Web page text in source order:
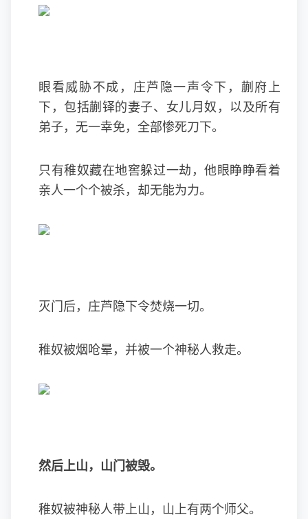
眼看威胁不成，庄芦隐一声令下，蒯府上
下，包括蒯铎的妻子、女儿月奴，以及所有
弟子，无一幸免，全部惨死刀下。
只有稚奴藏在地窖躲过一劫，他眼睁睁看着
亲人一个个被杀，却无能为力。
灭门后，庄芦隐下令焚烧一切。
稚奴被烟呛晕，并被一个神秘人救走。
然后上山，山门被毁。
稚奴被神秘人带上山，山上有两个师父。